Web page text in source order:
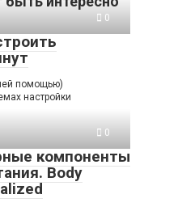
0
помощью)
настройки
0
компоненты
Body